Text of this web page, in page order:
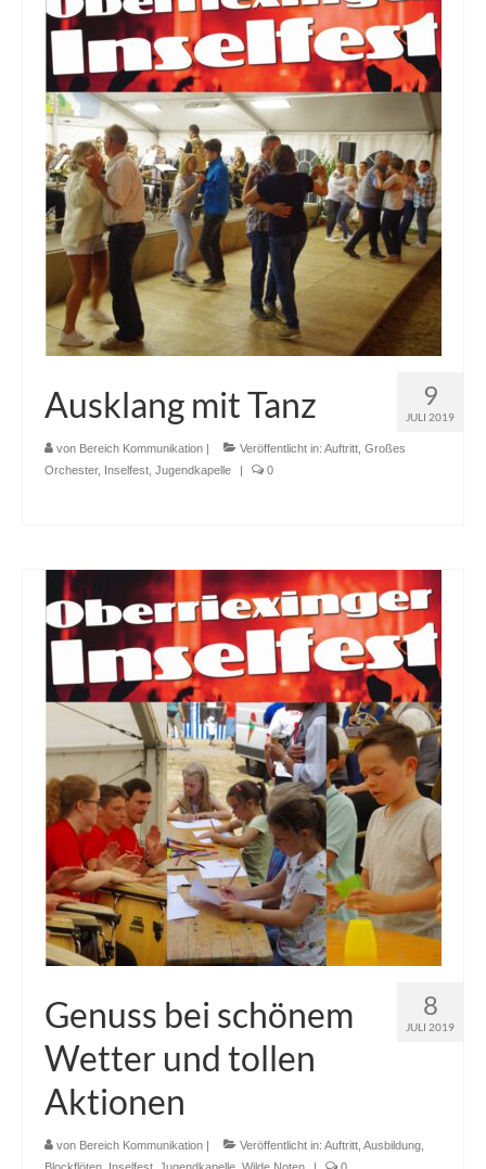
9
JULI 2019
Ausklang mit Tanz
von Bereich Kommunikation Veröffentlicht in: Auftritt Großes
Orchester, Inselfest Jugendkapelle 0
8
JULI 2019
Genuss bei schönem
Wetter und tollen
Aktionen
von Bereich Kommunikation Veröffentlicht in: Auftritt Ausbildung